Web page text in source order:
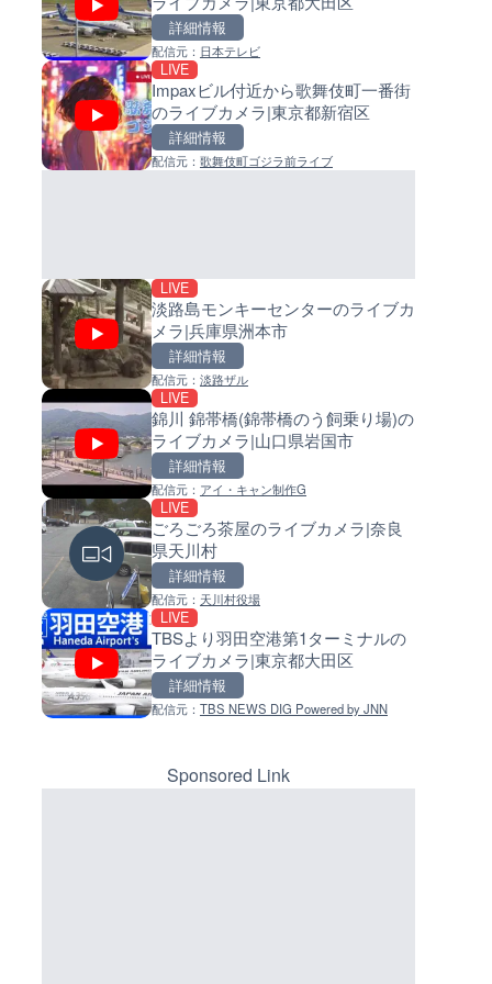
マーカーをクリックするとラ
イブカメラの詳細が表示されま
詳細情報
配信元： 日本テレビ
LIVE
Impaxビル付近から歌舞伎町一番街
のライブカメラ|東京都新宿区
詳細情報
配信元： 歌舞伎町ゴジラ前ライブ
LIVE
淡路島モンキーセンターのライブカ
メラ|兵庫県洲本市
詳細情報
配信元： 淡路ザル
LIVE
錦川 錦帯橋(錦帯橋のう飼乗り場)の
ライブカメラ|山口県岩国市
詳細情報
配信元： アイ・キャン制作G
LIVE
ごろごろ茶屋のライブカメラ|奈良
県天川村
詳細情報
配信元： 天川村役場
LIVE
TBSより羽田空港第1ターミナルの
ライブカメラ|東京都大田区
詳細情報
配信元： TBS NEWS DIG Powered by JNN
Impaxビル付近から歌舞伎町
のライブカメラ|東京都新宿区
配信元：歌舞伎町ゴジラ前ライブ
東名高速道路・厚木インター
ジ付近のライブカメラ|神奈川
配信元：
長野県道45号 扇沢・駐車場付
国道406号 菅平のライブカメ
野県上田市
配信元：長野県庁
県天川村
詳細情報
小浦川水門付近から小浦海水
ライブカメラ|和歌山県日高町
配信元：日高町役場
導目木川 花立砂防堰堤下流の
ブカメラ|福岡県朝倉市
配信元：
常呂川 鹿ノ子ダムのライブカ
天塩川 岩尾内ダムのライブカ
北海道士別市
配信元：国土交通省 北海道開発局
ラ|東京都品川区
詳細情報
Sponsored Link